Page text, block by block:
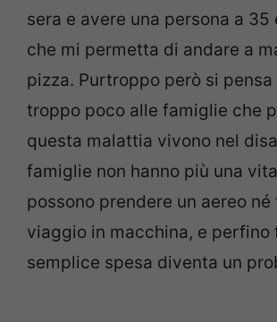
sera e avere una persona a 35
che mi permetta di andare a
pizza. Purtroppo però si pensa
troppo poco alle famiglie che
questa malattia vivono nel
famiglie non hanno più una
possono prendere un aereo né
viaggio in macchina, e perfino
semplice spesa diventa un